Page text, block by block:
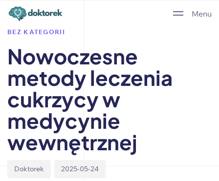
Menu
PUBLISHED
BEZ KATEGORII
Nowoczesne
metody leczenia
cukrzycy w
medycynie
wewnętrznej
Author
Doktorek
Published
2025-05-24